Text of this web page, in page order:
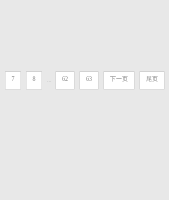
7 8 ... 62 63 下一页 尾页